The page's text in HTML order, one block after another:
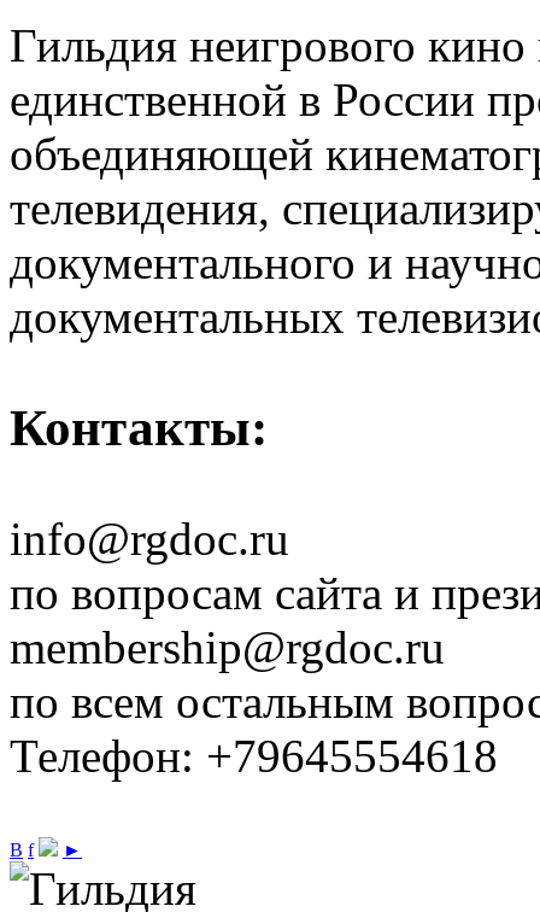
Гильдия неигрового кино
единственной в России
объединяющей
телевидения,
документального и
документальных
Контакты:
info@rgdoc.ru
по вопросам сайта и
membership@rgdoc.ru
по всем остальным
Телефон: +79645554618
В f ►